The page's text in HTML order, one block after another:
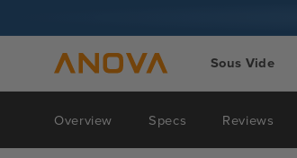
Sous Vide
Overview Specs Reviews